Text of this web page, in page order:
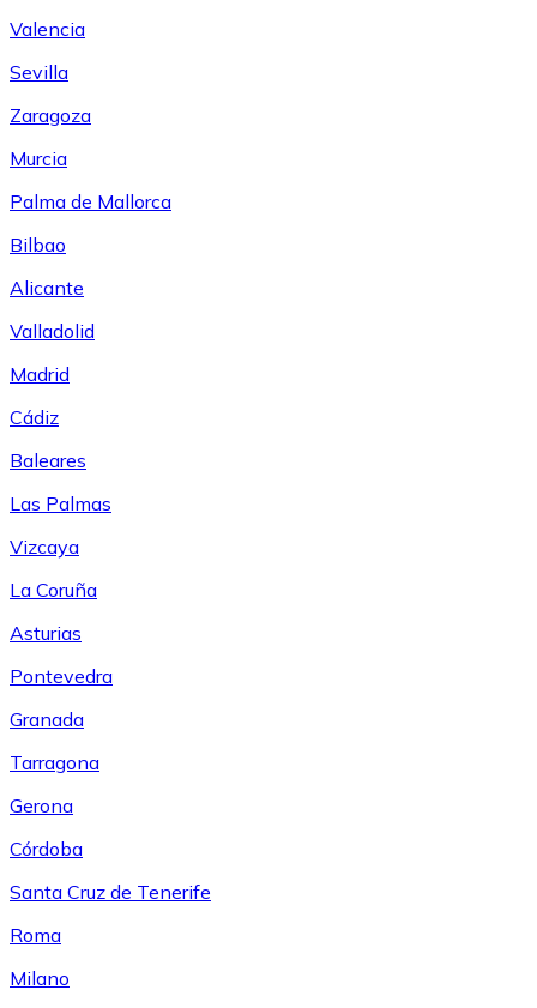
Valencia
Sevilla
Zaragoza
Murcia
Palma de Mallorca
Bilbao
Alicante
Valladolid
Madrid
Cádiz
Baleares
Las Palmas
Vizcaya
La Coruña
Asturias
Pontevedra
Granada
Tarragona
Gerona
Córdoba
Santa Cruz de Tenerife
Roma
Milano